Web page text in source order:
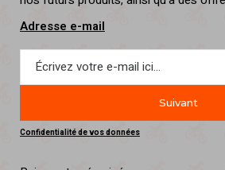
Adresse e-mail
Suivant
Confidentialité de vos données